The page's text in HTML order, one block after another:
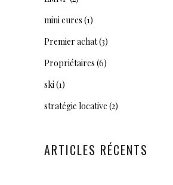
mini cures (1)
Premier achat(3)
Propriétaires (6)
ski(1)
stratégie locative (2)
ARTICLES RÉCENTS